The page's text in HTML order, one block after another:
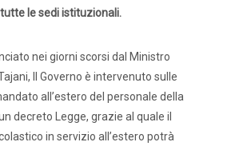
tutte le sedi istituzionali.
nei giorni scorsi dal Ministro
Il Governo è intervenuto sulle
all’estero del personale della
decreto Legge, grazie al quale il
in servizio all’estero potrà